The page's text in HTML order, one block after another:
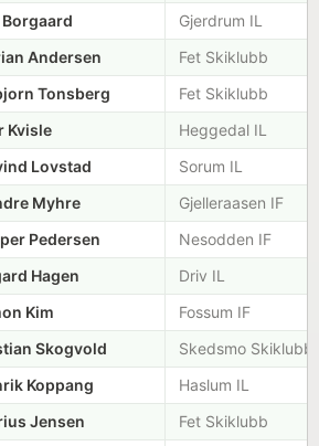
Borgaard Gjerdrum IL
Andersen Fet Skiklubb
Tonsberg Fet Skiklubb
Kvisle Heggedal IL
Lovstad Sorum IL
Myhre Gjelleraasen IF
Pedersen Nesodden IF
Hagen Driv IL
Kim Fossum IF
Skogvold Skedsmo Skiklubb
Koppang Haslum IL
Jensen Fet Skiklubb